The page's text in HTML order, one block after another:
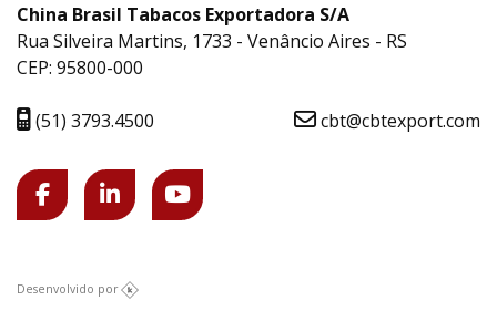
China Brasil Tabacos Exportadora S/A
Rua Silveira Martins, 1733 - Venâncio Aires - RS
CEP: 95800-000
(51) 3793.4500 cbt@cbtexport.com
Desenvolvido por